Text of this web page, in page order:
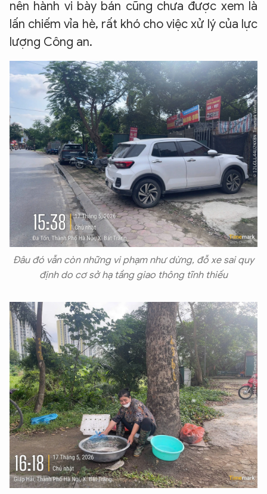
nên hành vi bày bán cũng chưa được xem là
lấn chiếm vỉa hè, rất khó cho việc xử lý của lực
lượng Công an.
Đâu đó vẫn còn những vi phạm như dừng, đỗ xe sai quy
định do cơ sở hạ tầng giao thông tĩnh thiếu